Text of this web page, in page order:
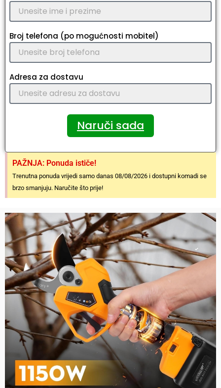
Broj telefona (po mogućnosti mobitel)
Adresa za dostavu
Naruči sada
PAŽNJA: Ponuda ističe!
Trenutna ponuda vrijedi samo danas 08/08/2026 i dostupni komadi se
brzo smanjuju. Naručite što prije!